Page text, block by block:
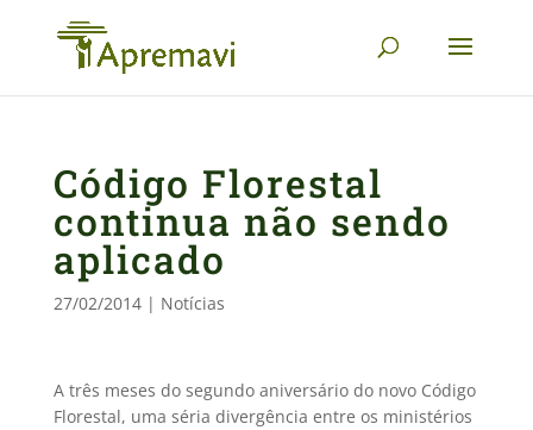
Código Florestal
continua não sendo
aplicado
27/02/2014| Notícias
A três meses do segundo aniversário do novo Código
Florestal, uma séria divergência entre os ministérios